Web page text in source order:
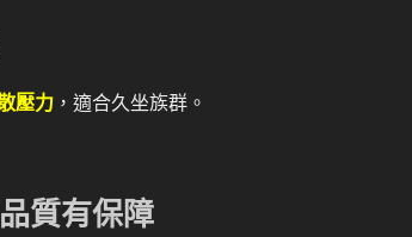
壓力 ，適合久坐族群。
質有保障